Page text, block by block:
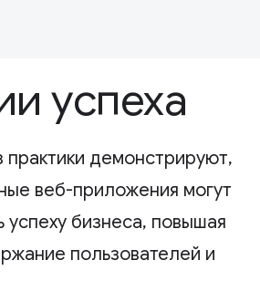
успеха
демонстрируют,
веб-приложения могут
успеху бизнеса, повышая
пользователей и